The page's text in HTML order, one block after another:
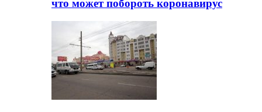
что может побороть коронавирус